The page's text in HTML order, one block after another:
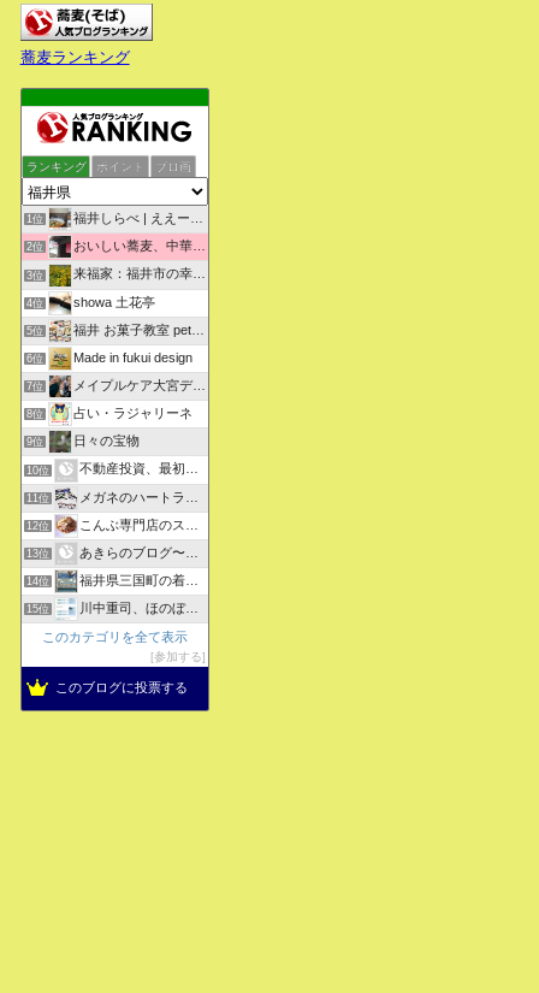
蕎麦ランキング
ランキング ポイント ブロ画
1位 福井しらべ | ええーっ！？そうなんや！知らんかったわ。
2位 おいしい蕎麦、中華そばを求めて彷徨うブログ
3位 来福家：福井市の幸せリフォーム物語
4位 showa 土花亭
5位 福井 お菓子教室 petit sugarland
6位 Made in fukui design
7位 メイプルケア大宮デイサービス
8位 占い・ラジャリーネ
9位 日々の宝物
10位 不動産投資、最初の一歩 by K2
11位 メガネのハートランド武生店のブログ
12位 こんぶ専門店のスタッフ日記
13位 あきらのブログ〜福井県より〜
14位 福井県三国町の着物屋さん
15位
川中重司、ほのぼのＩＴ税理士！(^^)
このカテゴリを全て表示
参加する
このブログに投票する